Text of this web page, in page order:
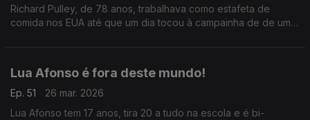
Richard Pulley, de 78 anos, trabalhava como estafeta de
comida nos EUA até que um dia tocou à campainha de de uma
Lua Afonso é fora deste mundo!
Ep. 51
26 mar. 2026
Lua Afonso tem 17 anos, tira 20 a tudo na escola e é bi-